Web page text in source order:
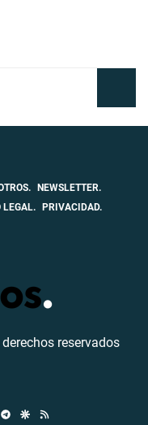
NEWSLETTER.
LEGAL.
PRIVACIDAD.
reservados
TelegramGoogle Discover